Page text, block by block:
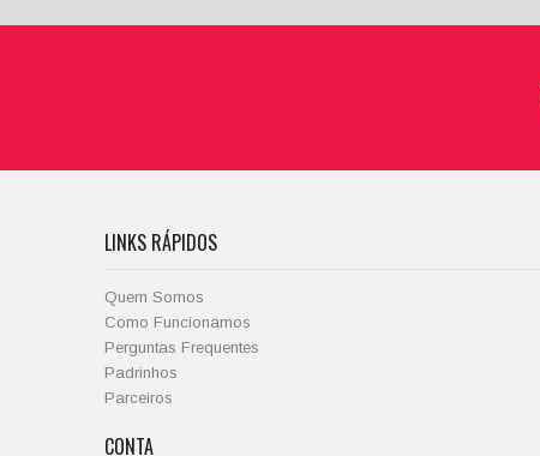
LINKS RÁPIDOS
Quem Somos
Como Funcionamos
Perguntas Frequentes
Padrinhos
Parceiros
CONTA